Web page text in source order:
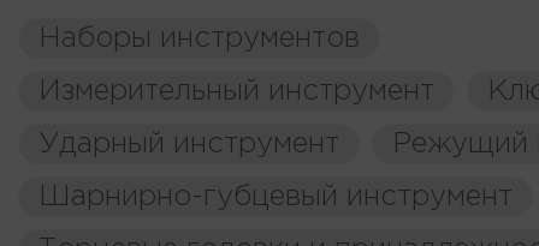
Наборы инструментов
Измерительный инструмент
Ударный инструмент
Режущий
Шарнирно-губцевый инструмент